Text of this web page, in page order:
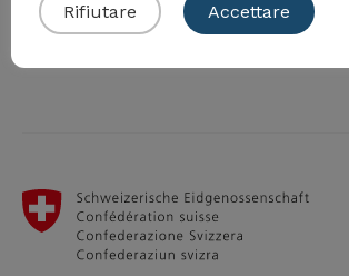
Rifiutare Accettare